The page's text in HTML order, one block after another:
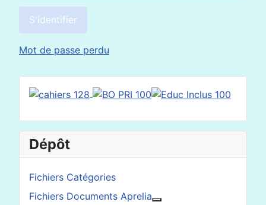
S'identifier
Mot de passe perdu
Dépôt
Fichiers Catégories
Fichiers Documents Aprelia